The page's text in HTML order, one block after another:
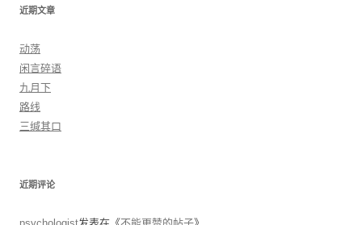
近期文章
动荡
闲言碎语
九月下
路线
三缄其口
近期评论